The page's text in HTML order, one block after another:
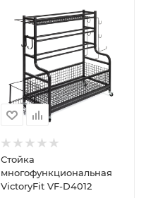
Стойка
многофункциональная
VictoryFit VF-D4012